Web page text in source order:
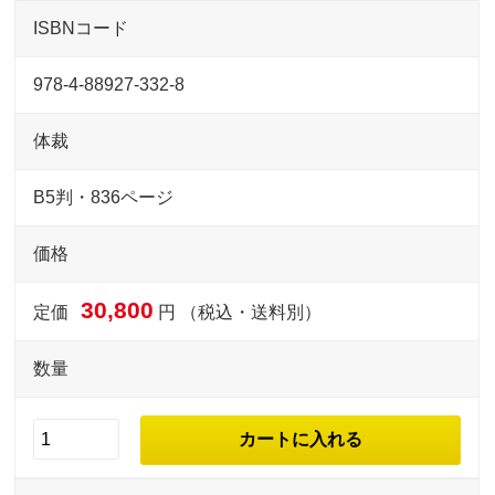
ISBNコード
978-4-88927-332-8
体裁
B5判・836ページ
価格
定価 30,800 円 （税込・送料別）
数量